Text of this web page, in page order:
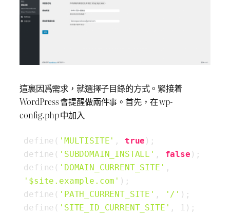
這裏因爲需求，就選擇子目錄的方式。緊接着
WordPress 會提醒做兩件事。首先，在 wp-
config.php 中加入
define( 'MULTISITE' , true );
define( 'SUBDOMAIN_INSTALL' , false );
define( 'DOMAIN_CURRENT_SITE'
'$site.example.com' );
define( 'PATH_CURRENT_SITE' , '/' );
define( 'SITE_ID_CURRENT_SITE' , 1);